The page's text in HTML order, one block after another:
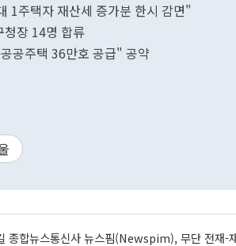
1주택자 재산세 증가분 한시 감면"
장 14명 합류
공주택 36만호 공급" 공약
종합뉴스통신사 뉴스핌(Newspim), 무단 전재-